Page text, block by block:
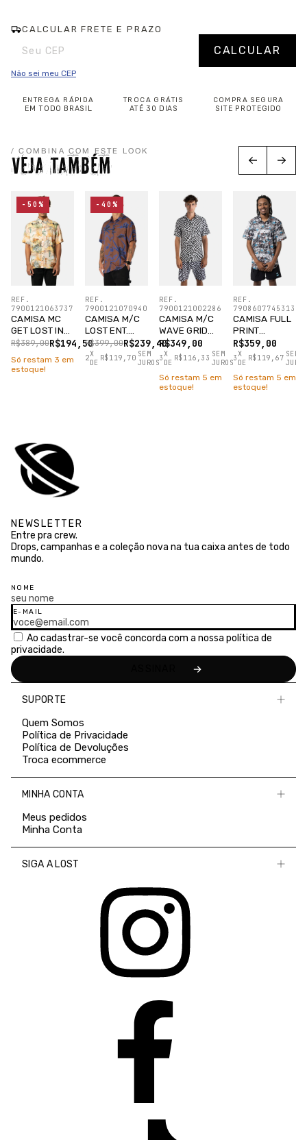
CALCULAR FRETE E PRAZO
Entregas para o CEP: Alterar CEP
CALCULAR
Não sei meu CEP
ENTREGA RÁPIDA
EM TODO BRASIL
TROCA GRÁTIS
ATÉ 30 DIAS
COMPRA SEGURA
SITE PROTEGIDO
/ COMBINA COM ESTE LOOK
VEJA TAMBÉM
CAMISA MC
GET LOST IN
DESERT R$194,50
R$389,00
REF.
7900121063737
-50%
Só restam 3 em
estoque!
CAMISA M/C
LOST ENT.
SPIDER
MARROM
R$239,40
R$399,00
2X
DE R$119,70 SEM
JUROS
REF.
7900121070940
-40%
CAMISA M/C
WAVE GRID
PRETO
R$349,00
3X
DE R$116,33 SEM
JUROS
REF.
7900121002286
Só restam 5 em
estoque!
CAMISA FULL
PRINT
SMURFS
COMICS
PRETO
R$359,00
3X
DE R$119,67 SEM
REF.
7908607745313
Só restam 5 em
estoque!
NEWSLETTER
Entre pra crew.
Drops, campanhas e a coleção nova na tua caixa antes de todo
mundo.
NOME
E-MAIL
Ao cadastrar-se você concorda com a nossa política de
privacidade.
SUPORTE
Quem Somos
Política de Privacidade
Política de Devoluções
Troca ecommerce
MINHA CONTA
Meus pedidos
Minha Conta
SIGA A LOST